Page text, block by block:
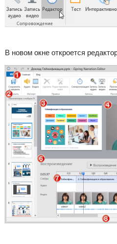
В новом окне откроется